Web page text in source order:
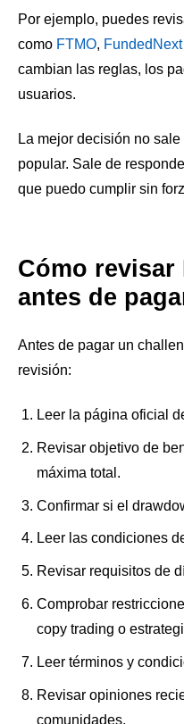
Por ejemplo, puedes
como FTMO, FundedNext
cambian las reglas, los
usuarios.
La mejor decisión no
popular. Sale de
que puedo cumplir sin
Cómo revisar
antes de
Antes de pagar un
revisión:
Leer la página oficial
Revisar objetivo de
máxima total.
Confirmar si el
Leer las condiciones
Revisar requisitos de
Comprobar
copy trading o
Leer términos y
Revisar opiniones
comunidades.